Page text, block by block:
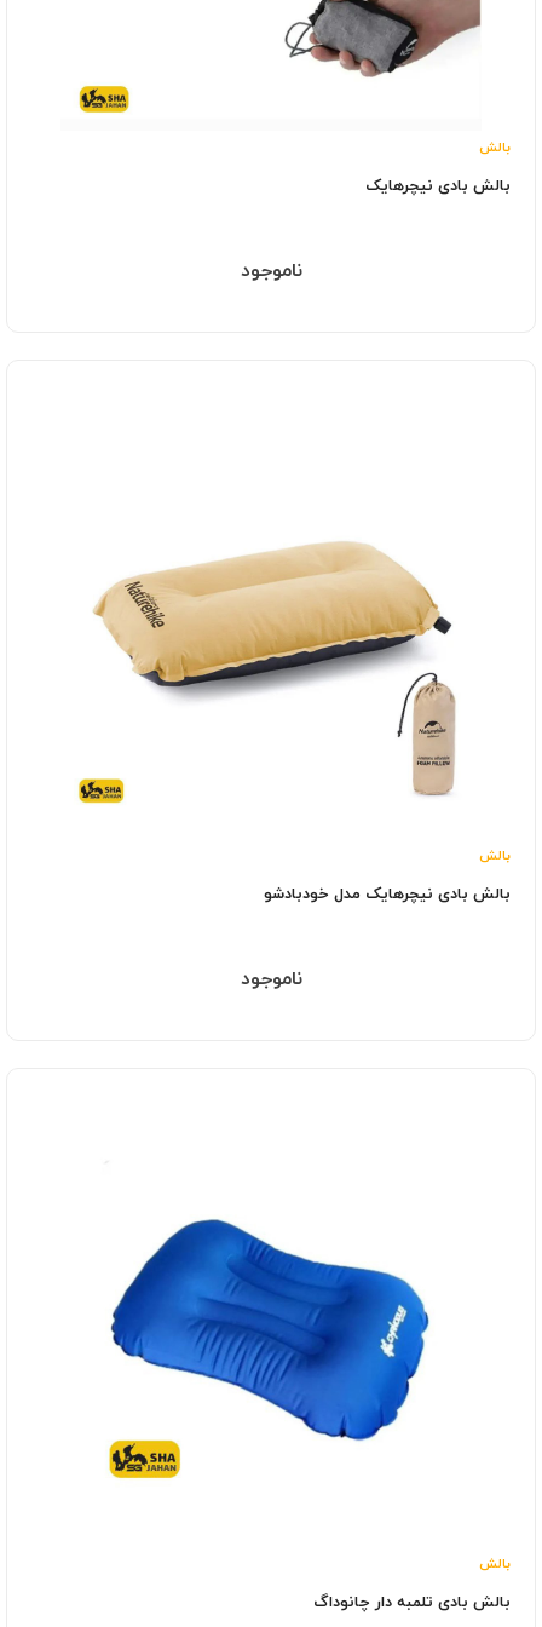
بالش
بالش بادی نیچرهایک
ناموجود
بالش
بالش بادی نیچرهایک مدل خودبادشو
ناموجود
بالش
بالش بادی تلمبه دار چانوداگ